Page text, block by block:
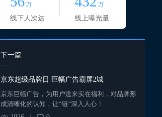
万
线下人次达
万
线上曝光量
下一篇
京东超级品牌日 巨幅广告霸屏2城
京东巨幅广告，为用户送来实在福利，对品牌形
成清晰化的认知，让“链”深入人心！